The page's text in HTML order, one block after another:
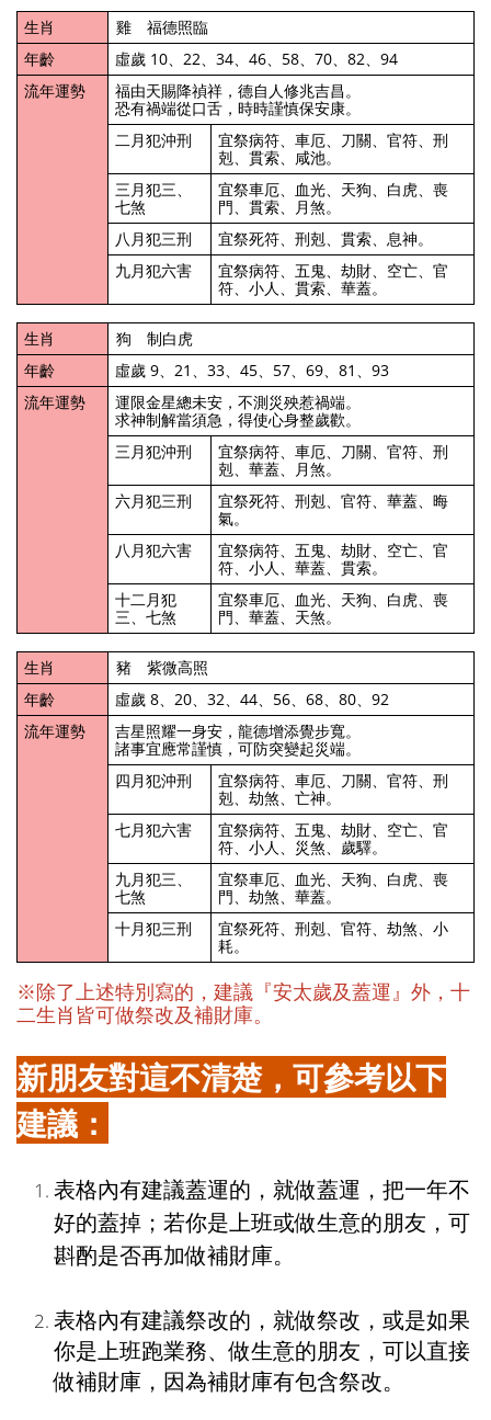
生肖
雞 福德照臨
年齡
虛歲 10、22、34、46、58、70、82、94
流年運勢
福由天賜降禎祥，德自人修兆吉昌。
恐有禍端從口舌，時時謹慎保安康。
二月犯沖刑
宜祭病符、車厄、刀關、官符、刑
剋、貫索、咸池。
三月犯三、
七煞
宜祭車厄、血光、天狗、白虎、喪
門、貫索、月煞。
八月犯三刑
宜祭死符、刑剋、貫索、息神。
九月犯六害
宜祭病符、五鬼、劫財、空亡、官
符、小人、貫索、華蓋。
生肖
狗 制白虎
年齡
虛歲 9、21、33、45、57、69、81、93
流年運勢
運限金星總未安，不測災殃惹禍端。
求神制解當須急，得使心身整歲歡。
三月犯沖刑
宜祭病符、車厄、刀關、官符、刑
剋、華蓋、月煞。
六月犯三刑
宜祭死符、刑剋、官符、華蓋、晦
氣。
八月犯六害
宜祭病符、五鬼、劫財、空亡、官
符、小人、華蓋、貫索。
十二月犯
三、七煞
宜祭車厄、血光、天狗、白虎、喪
門、華蓋、天煞。
生肖
豬 紫微高照
年齡
虛歲 8、20、32、44、56、68、80、92
流年運勢
吉星照耀一身安，龍德增添覺步寬。
諸事宜應常謹慎，可防突變起災端。
四月犯沖刑
宜祭病符、車厄、刀關、官符、刑
剋、劫煞、亡神。
七月犯六害
宜祭病符、五鬼、劫財、空亡、官
符、小人、災煞、歲驛。
九月犯三、
七煞
宜祭車厄、血光、天狗、白虎、喪
門、劫煞、華蓋。
十月犯三刑
宜祭死符、刑剋、官符、劫煞、小
耗。
※除了上述特別寫的，建議『安太歲及蓋運』外，十
二生肖皆可做祭改及補財庫。
新朋友對這不清楚，可參考以下
建議：
表格內有建議蓋運的，就做蓋運，把一年不
好的蓋掉；若你是上班或做生意的朋友，可
斟酌是否再加做補財庫。
表格內有建議祭改的，就做祭改，或是如果
你是上班跑業務、做生意的朋友，可以直接
做補財庫，因為補財庫有包含祭改。